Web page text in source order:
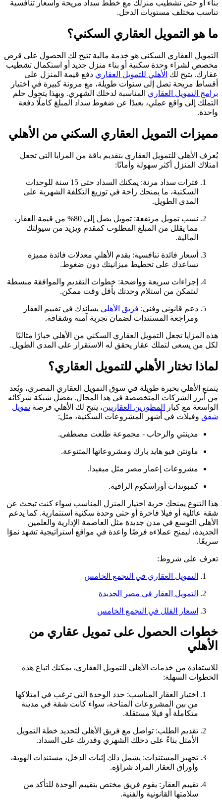
بناء أو حتى تشطيب منزلك مع خطط سداد مريحة وأسعار تنافسية
تناسب مختلف مستويات الدخل.
ما هو التمويل العقاري السكني؟
التمويل العقاري السكني هو خدمة مالية تتيح لك الحصول على قرض
مخصص لشراء وحدة سكنية أو بناء منزل جديد أو استكمال تشطيب
عقارك. يتيح لك الأهلي للتمويل العقاري دفع قيمة المنزل على
أقساط مريحة تصل إلى سنوات طويلة، مع مرونة كبيرة في اختيار
برامج التمويل العقاري المناسبة لدخلك الشهري. وبهذا يتحول حلم
التملك إلى واقع عملي، بعيدًا عن ضغوط سداد المبلغ كاملًا دفعة
واحدة.
مميزات التمويل العقاري السكني من الأهلي
يُعرف الأهلي للتمويل العقاري بتقديم باقة من المزايا التي تجعل
امتلاك المنزل أكثر سهولة وأمانًا:
فترات سداد مرنة: يمكنك السداد حتى 15 سنة للوحدات
السكنية، ما يمنحك راحة في توزيع التكلفة الشهرية على
المدى الطويل.
نسب تمويل مرتفعة: تمويل يصل إلى 80% من قيمة العقار،
مما يقلل من المبلغ المطلوب كمقدم ويزيد من سيولتك
المالية.
أسعار فائدة تنافسية: يقدم الأهلي معدلات فائدة مميزة
تساعدك على تخطيط ميزانيتك دون ضغوط.
إجراءات سريعة وواضحة: خطوات التقديم والموافقة مبسطة
لتتمكن من استلام وحدتك بأقل وقت ممكن.
دعم قانوني وفني: فريق الأهلي يساندك في تقييم العقار
ومراجعة المستندات لضمان تجربة آمنة وشفافة.
هذه المزايا تجعل التمويل العقاري السكني من الأهلي خيارًا مثاليًا
لكل من يسعى لتملك عقار يحقق له الاستقرار على المدى الطويل.
لماذا تختار الأهلي للتمويل العقاري؟
يتمتع الأهلي بخبرة طويلة في سوق التمويل العقاري المصري، ويُعد
من أبرز الشركات المتخصصة في هذا المجال. بفضل شبكة شركائه
الواسعة مع كبار
المطورين العقاريين، يتيح لك الأهلي فرصة تمويل
شقق وفيلات في أشهر المشروعات السكنية، مثل:
مدينتي والرحاب - مجموعة طلعت مصطفى.
ماونتن فيو هايد بارك ومشروعاتها المتنوعة.
مشروعات إعمار مصر مثل ميفيدا.
كمبوندات أوراسكوم الراقية.
هذا التنوع يمنحك حرية اختيار المنزل المناسب سواء كنت تبحث عن
شقة عائلية أو فيلا فاخرة أو حتى وحدة سكنية استثمارية. كما يدعم
الأهلي التوسع في مدن جديدة مثل العاصمة الإدارية والعلمين
الجديدة، ليمنح عملاءه فرصًا واعدة في مواقع استراتيجية تشهد نموًا
سريعًا.
تعرف على شروط:
التمويل العقاري في التجمع الخامس
التمويل العقار في مصر الجديدة
اسعار الفلل في التجمع الخامس
خطوات الحصول على تمويل عقاري من
الأهلي
للاستفادة من خدمات الأهلي للتمويل العقاري، يمكنك اتباع هذه
الخطوات السهلة:
اختيار العقار المناسب: حدد الوحدة التي ترغب في امتلاكها
من بين المشروعات المتاحة، سواء كانت شقة في مدينة
متكاملة أو فيلا مستقلة.
تقديم الطلب: تواصل مع فريق الأهلي لتحديد خطة التمويل
الأمثل بناءً على دخلك الشهري وقدرتك على السداد.
تجهيز المستندات: يشمل ذلك إثبات الدخل، مستندات الهوية،
وأوراق العقار المراد شراؤه.
تقييم العقار: يقوم فريق مختص بتقييم الوحدة للتأكد من
سلامتها القانونية والفنية.